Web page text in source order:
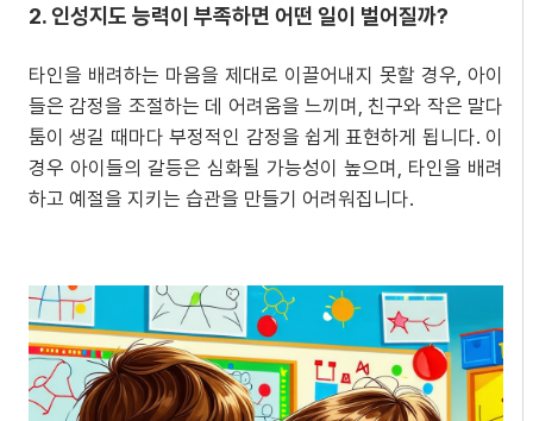
2. 인성지도 능력이 부족하면 어떤 일이 벌어질까?
타인을 배려하는 마음을 제대로 이끌어내지 못할 경우, 아이
들은 감정을 조절하는 데 어려움을 느끼며, 친구와 작은 말다
툼이 생길 때마다 부정적인 감정을 쉽게 표현하게 됩니다. 이
경우 아이들의 갈등은 심화될 가능성이 높으며, 타인을 배려
하고 예절을 지키는 습관을 만들기 어려워집니다.